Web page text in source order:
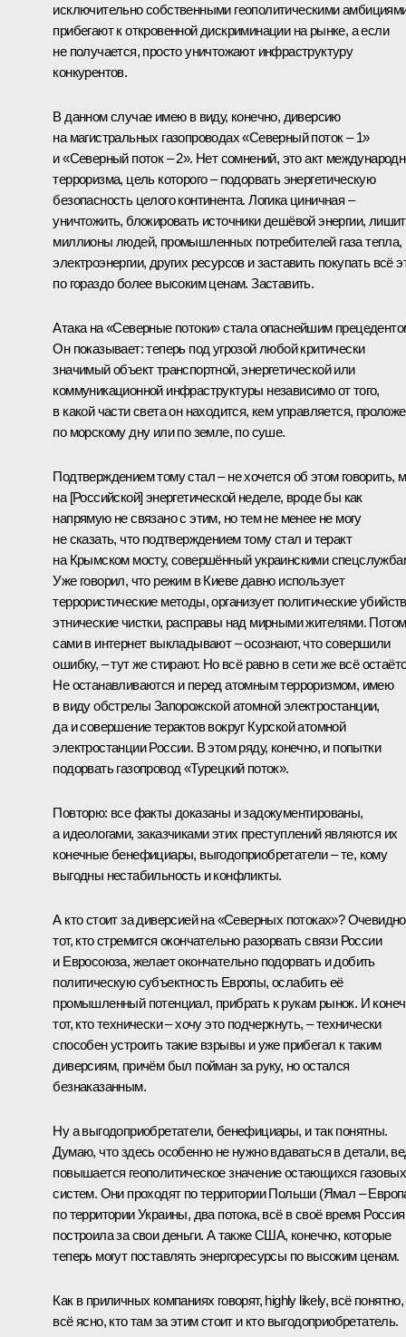
исключительно собственными геополитическими
прибегают к откровенной дискриминации на рынке, а если
не получается, просто уничтожают инфраструктуру
конкурентов.
В данном случае имею в виду, конечно, диверсию
на магистральных газопроводах «Северный поток – 1»
и «Северный поток – 2». Нет сомнений, это акт
терроризма, цель которого – подорвать энергетическую
безопасность целого континента. Логика циничная –
уничтожить, блокировать источники дешёвой энергии,
миллионы людей, промышленных потребителей газа тепла,
электроэнергии, других ресурсов и заставить покупать всё
по гораздо более высоким ценам. Заставить.
Атака на «Северные потоки» стала опаснейшим
Он показывает: теперь под угрозой любой критически
значимый объект транспортной, энергетической или
коммуникационной инфраструктуры независимо от того,
в какой части света он находится, кем управляется,
по морскому дну или по земле, по суше.
Подтверждением тому стал – не хочется об этом говорить,
на [Российской] энергетической неделе, вроде бы как
напрямую не связано с этим, но тем не менее не могу
не сказать, что подтверждением тому стал и теракт
на Крымском мосту, совершённый украинскими
Уже говорил, что режим в Киеве давно использует
террористические методы, организует политические
этнические чистки, расправы над мирными жителями. Потом
сами в интернет выкладывают – осознают, что совершили
ошибку, – тут же стирают. Но всё равно в сети же всё
Не останавливаются и перед атомным терроризмом, имею
в виду обстрелы Запорожской атомной электростанции,
да и совершение терактов вокруг Курской атомной
электростанции России. В этом ряду, конечно, и попытки
подорвать газопровод «Турецкий поток».
Повторю: все факты доказаны и задокументированы,
а идеологами, заказчиками этих преступлений являются их
конечные бенефициары, выгодоприобретатели – те, кому
выгодны нестабильность и конфликты.
А кто стоит за диверсией на «Северных потоках»?
тот, кто стремится окончательно разорвать связи России
и Евросоюза, желает окончательно подорвать и добить
политическую субъектность Европы, ослабить её
промышленный потенциал, прибрать к рукам рынок. И
тот, кто технически – хочу это подчеркнуть, – технически
способен устроить такие взрывы и уже прибегал к таким
диверсиям, причём был пойман за руку, но остался
безнаказанным.
Ну а выгодоприобретатели, бенефициары, и так понятны.
Думаю, что здесь особенно не нужно вдаваться в детали,
повышается геополитическое значение остающихся газовых
систем. Они проходят по территории Польши (Ямал –
по территории Украины, два потока, всё в своё время Россия
построила за свои деньги. А также США, конечно, которые
теперь могут поставлять энергоресурсы по высоким ценам.
Как в приличных компаниях говорят, highly likely, всё понятно,
всё ясно, кто там за этим стоит и кто выгодоприобретатель.